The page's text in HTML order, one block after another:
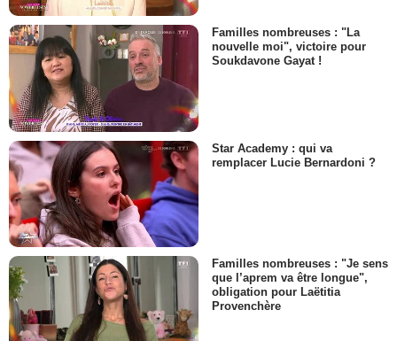
Familles nombreuses : "La
nouvelle moi", victoire pour
Soukdavone Gayat !
Star Academy : qui va
remplacer Lucie Bernardoni ?
Familles nombreuses : "Je sens
que l’aprem va être longue",
obligation pour Laëtitia
Provenchère